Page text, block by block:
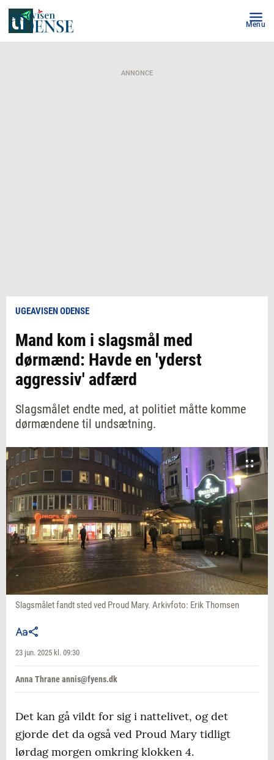
Menu
ANNONCE
UGEAVISEN ODENSE
Mand kom i slagsmål med
dørmænd: Havde en 'yderst
aggressiv' adfærd
Slagsmålet endte med, at politiet måtte komme
dørmændene til undsætning.
Slagsmålet fandt sted ved Proud Mary. Arkivfoto: Erik Thomsen
23 jun. 2025 kl. 09:30
Anna Thrane annis@fyens.dk
Det kan gå vildt for sig i nattelivet, og det
gjorde det da også ved Proud Mary tidligt
lørdag morgen omkring klokken 4.